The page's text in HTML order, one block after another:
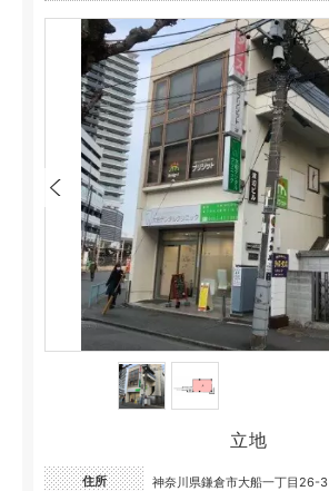
立地
住所 神奈川県鎌倉市大船一丁目26-3